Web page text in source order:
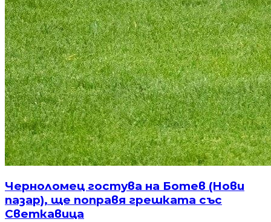
Черноломец гостува на Ботев (Нови
пазар), ще поправя грешката със
Светкавица